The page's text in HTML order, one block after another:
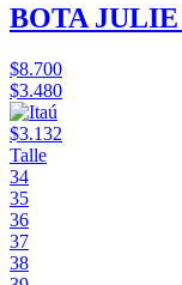
BOTA
$8.700
$3.480
$3.132
Talle
34
35
36
37
38